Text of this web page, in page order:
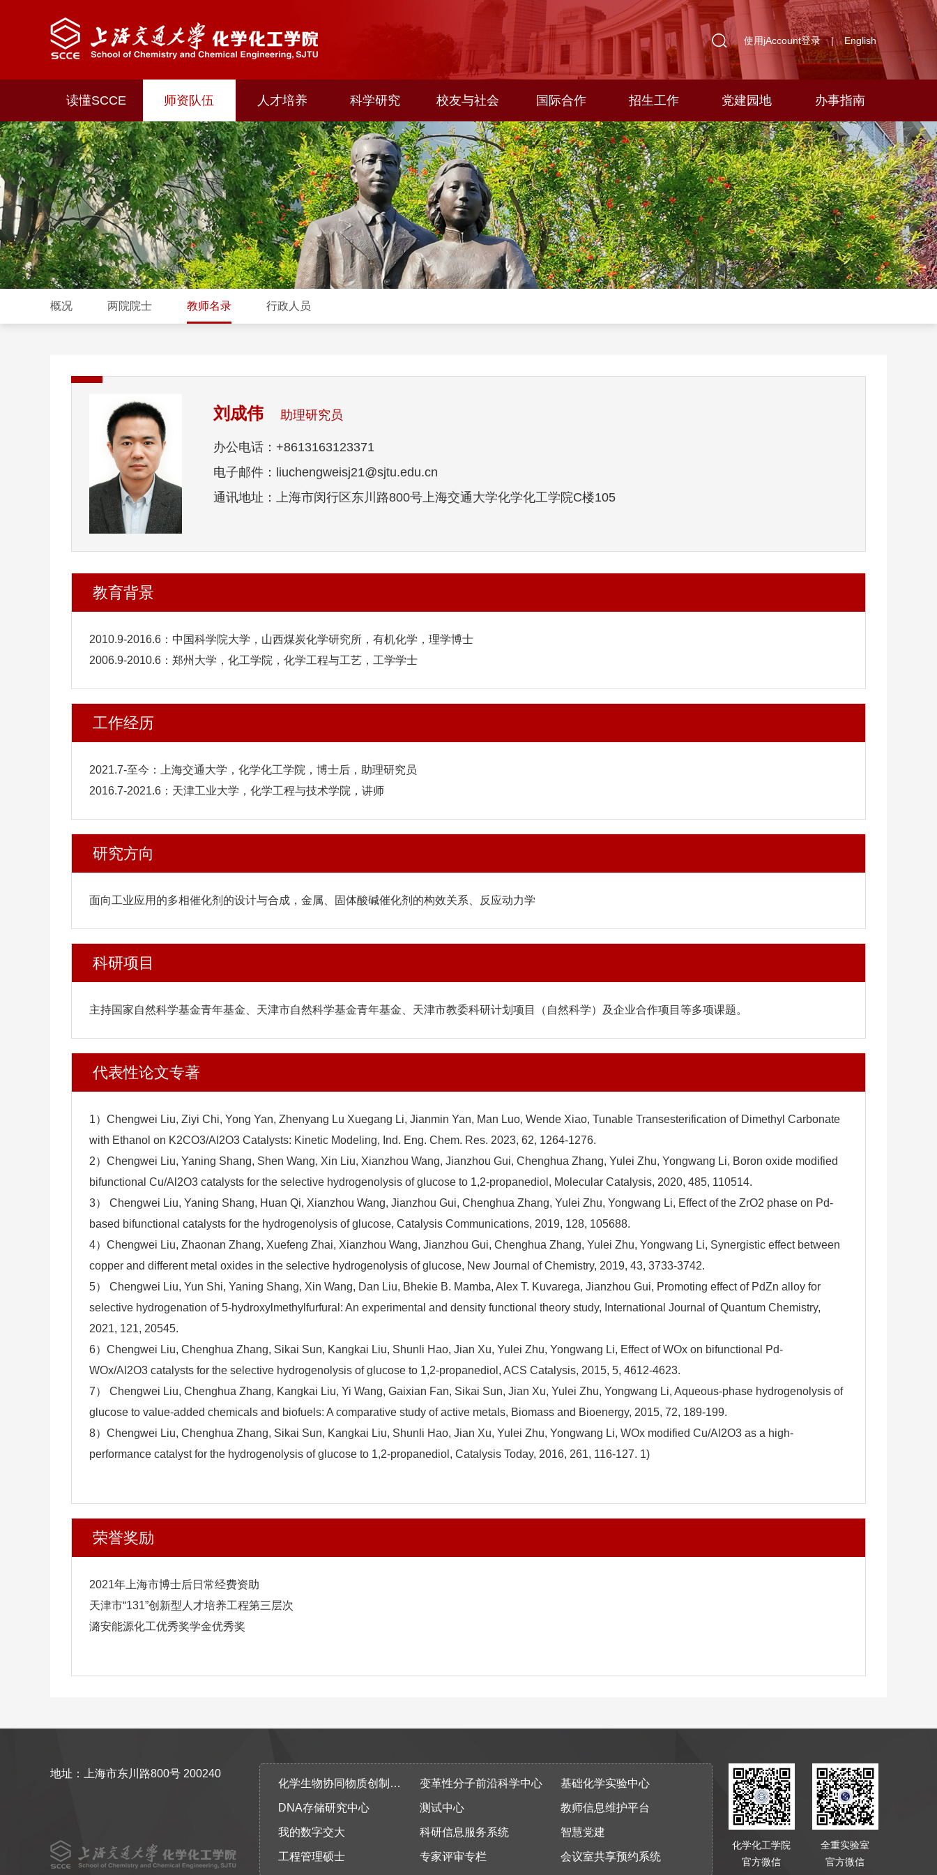
使用jAccount登录 | English
读懂SCCE 师资队伍 人才培养 科学研究 校友与社会 国际合作 招生工作 党建园地 办事指南
概况 两院院士 教师名录 行政人员
刘成伟 助理研究员
办公电话：+8613163123371
电子邮件：liuchengweisj21@sjtu.edu.cn
通讯地址：上海市闵行区东川路800号上海交通大学化学化工学院C楼105
教育背景
2010.9-2016.6：中国科学院大学，山西煤炭化学研究所，有机化学，理学博士
2006.9-2010.6：郑州大学，化工学院，化学工程与工艺，工学学士
工作经历
2021.7-至今：上海交通大学，化学化工学院，博士后，助理研究员
2016.7-2021.6：天津工业大学，化学工程与技术学院，讲师
研究方向
面向工业应用的多相催化剂的设计与合成，金属、固体酸碱催化剂的构效关系、反应动力学
科研项目
主持国家自然科学基金青年基金、天津市自然科学基金青年基金、天津市教委科研计划项目（自然科学）及企业合作项目等多项课题。
代表性论文专著
1）Chengwei Liu, Ziyi Chi, Yong Yan, Zhenyang Lu Xuegang Li, Jianmin Yan, Man Luo, Wende Xiao, Tunable Transesterification of Dimethyl Carbonate
with Ethanol on K2CO3/Al2O3 Catalysts: Kinetic Modeling, Ind. Eng. Chem. Res. 2023, 62, 1264-1276.
2）Chengwei Liu, Yaning Shang, Shen Wang, Xin Liu, Xianzhou Wang, Jianzhou Gui, Chenghua Zhang, Yulei Zhu, Yongwang Li, Boron oxide modified
bifunctional Cu/Al2O3 catalysts for the selective hydrogenolysis of glucose to 1,2-propanediol, Molecular Catalysis, 2020, 485, 110514.
3） Chengwei Liu, Yaning Shang, Huan Qi, Xianzhou Wang, Jianzhou Gui, Chenghua Zhang, Yulei Zhu, Yongwang Li, Effect of the ZrO2 phase on Pd-
based bifunctional catalysts for the hydrogenolysis of glucose, Catalysis Communications, 2019, 128, 105688.
4）Chengwei Liu, Zhaonan Zhang, Xuefeng Zhai, Xianzhou Wang, Jianzhou Gui, Chenghua Zhang, Yulei Zhu, Yongwang Li, Synergistic effect between
copper and different metal oxides in the selective hydrogenolysis of glucose, New Journal of Chemistry, 2019, 43, 3733-3742.
5） Chengwei Liu, Yun Shi, Yaning Shang, Xin Wang, Dan Liu, Bhekie B. Mamba, Alex T. Kuvarega, Jianzhou Gui, Promoting effect of PdZn alloy for
selective hydrogenation of 5-hydroxylmethylfurfural: An experimental and density functional theory study, International Journal of Quantum Chemistry,
2021, 121, 20545.
6）Chengwei Liu, Chenghua Zhang, Sikai Sun, Kangkai Liu, Shunli Hao, Jian Xu, Yulei Zhu, Yongwang Li, Effect of WOx on bifunctional Pd-
WOx/Al2O3 catalysts for the selective hydrogenolysis of glucose to 1,2-propanediol, ACS Catalysis, 2015, 5, 4612-4623.
7） Chengwei Liu, Chenghua Zhang, Kangkai Liu, Yi Wang, Gaixian Fan, Sikai Sun, Jian Xu, Yulei Zhu, Yongwang Li, Aqueous-phase hydrogenolysis of
glucose to value-added chemicals and biofuels: A comparative study of active metals, Biomass and Bioenergy, 2015, 72, 189-199.
8）Chengwei Liu, Chenghua Zhang, Sikai Sun, Kangkai Liu, Shunli Hao, Jian Xu, Yulei Zhu, Yongwang Li, WOx modified Cu/Al2O3 as a high-
performance catalyst for the hydrogenolysis of glucose to 1,2-propanediol, Catalysis Today, 2016, 261, 116-127. 1)
荣誉奖励
2021年上海市博士后日常经费资助
天津市“131”创新型人才培养工程第三层次
潞安能源化工优秀奖学金优秀奖
地址：上海市东川路800号 200240
化学生物协同物质创制全国重点实验室
变革性分子前沿科学中心 基础化学实验中心
DNA存储研究中心 测试中心 教师信息维护平台
我的数字交大 科研信息服务系统 智慧党建
工程管理硕士 专家评审专栏 会议室共享预约系统
全重实验室
官方微信
化学化工学院
官方微信